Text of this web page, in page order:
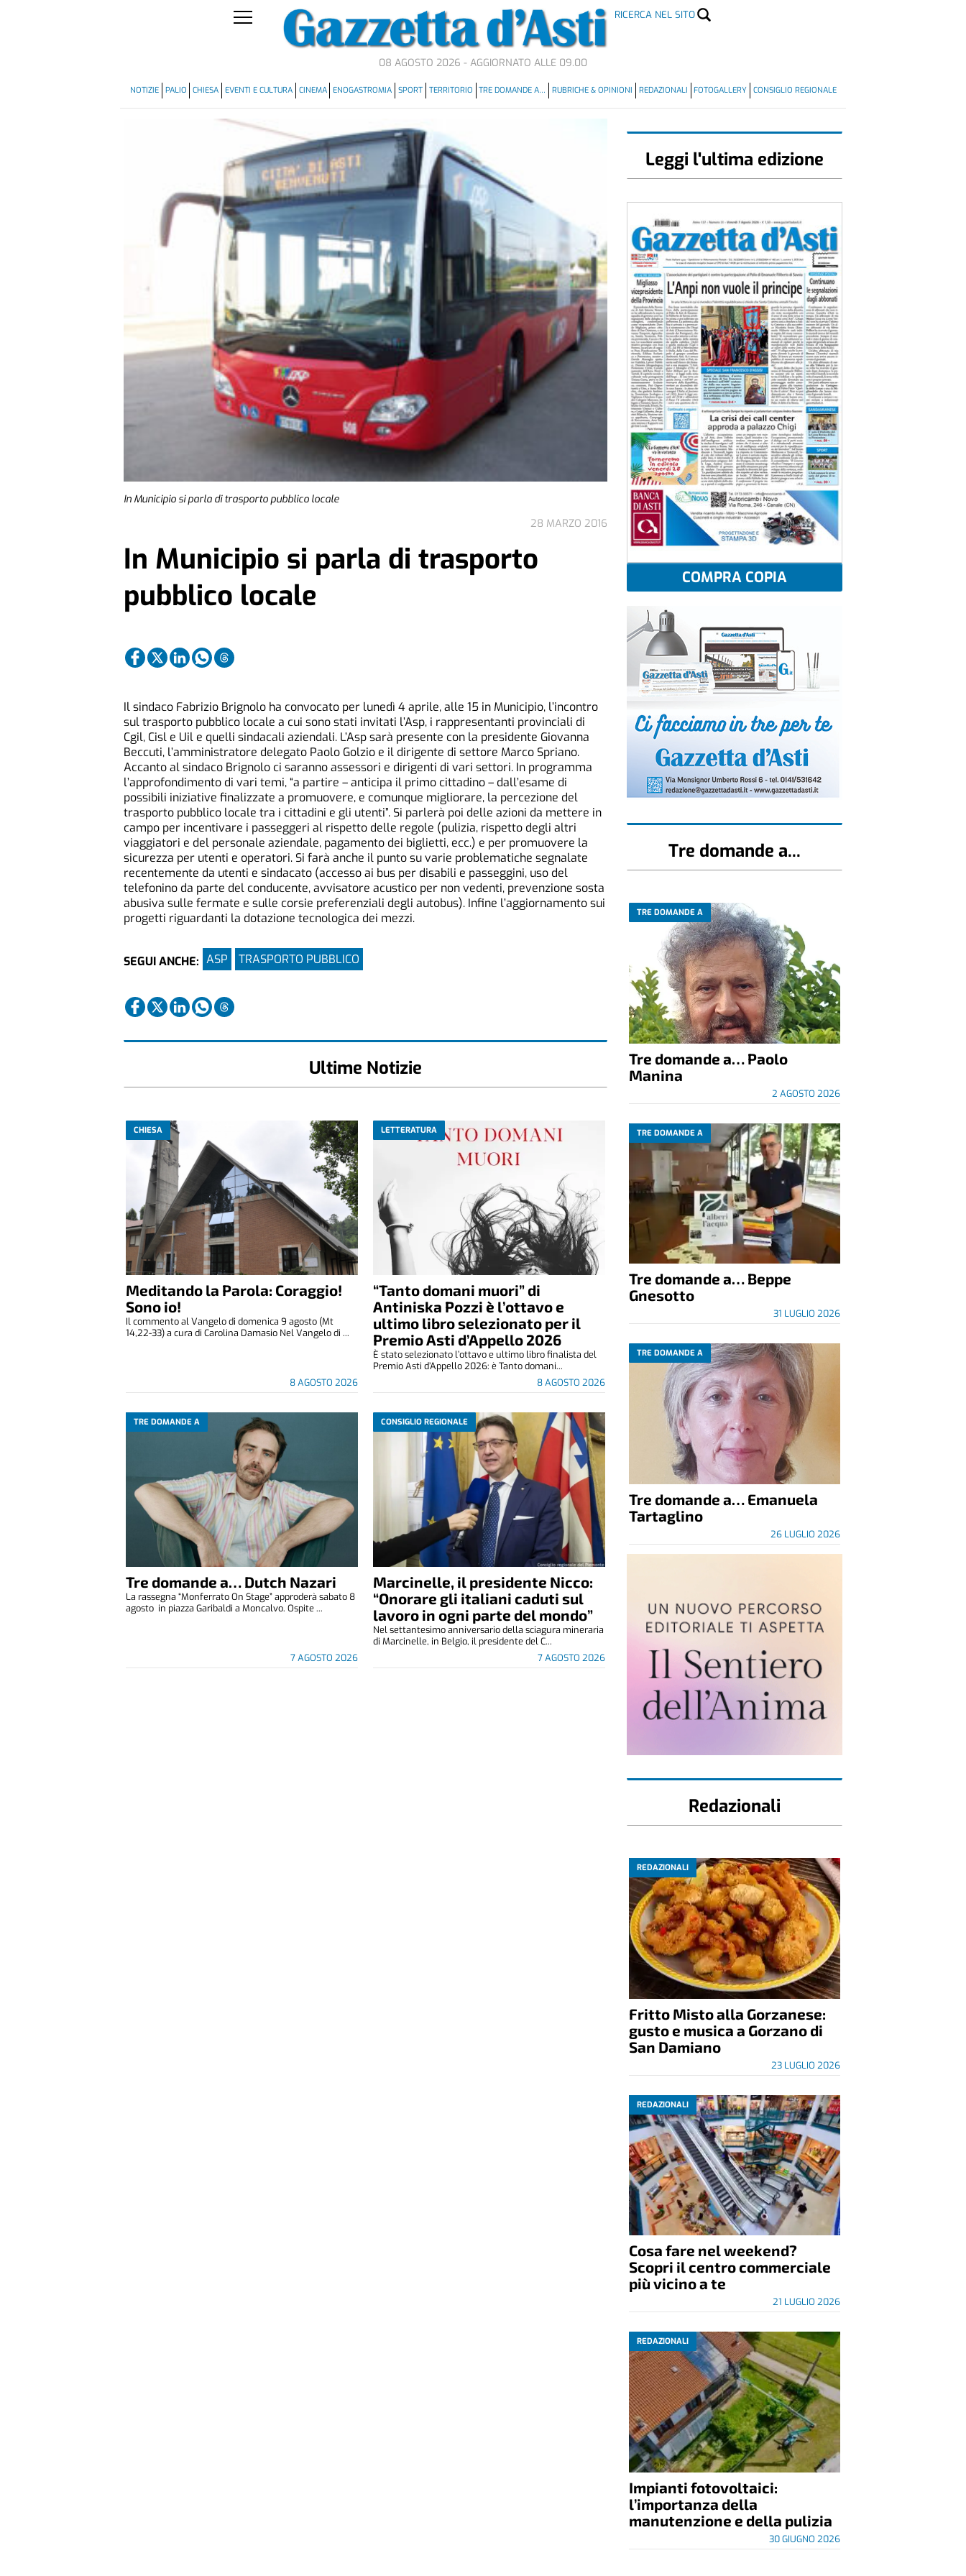
RICERCA NEL SITO
08 AGOSTO 2026 - AGGIORNATO ALLE 09.00
NOTIZIE PALIO CHIESA EVENTI E CULTURA CINEMA ENOGASTROMIA SPORT TERRITORIO TRE DOMANDE A… RUBRICHE & OPINIONI REDAZIONALI FOTOGALLERY CONSIGLIO REGIONALE
In Municipio si parla di trasporto pubblico locale
28 MARZO 2016
In Municipio si parla di trasporto
pubblico locale
Il sindaco Fabrizio Brignolo ha convocato per lunedì 4 aprile, alle 15 in Municipio, l’incontro
sul trasporto pubblico locale a cui sono stati invitati l’Asp, i rappresentanti provinciali di
Cgil, Cisl e Uil e quelli sindacali aziendali. L’Asp sarà presente con la presidente Giovanna
Beccuti, l’amministratore delegato Paolo Golzio e il dirigente di settore Marco Spriano.
Accanto al sindaco Brignolo ci saranno assessori e dirigenti di vari settori. In programma
l’approfondimento di vari temi, “a partire – anticipa il primo cittadino – dall’esame di
possibili iniziative finalizzate a promuovere, e comunque migliorare, la percezione del
trasporto pubblico locale tra i cittadini e gli utenti”. Si parlerà poi delle azioni da mettere in
campo per incentivare i passeggeri al rispetto delle regole (pulizia, rispetto degli altri
viaggiatori e del personale aziendale, pagamento dei biglietti, ecc.) e per promuovere la
sicurezza per utenti e operatori. Si farà anche il punto su varie problematiche segnalate
recentemente da utenti e sindacato (accesso ai bus per disabili e passeggini, uso del
telefonino da parte del conducente, avvisatore acustico per non vedenti, prevenzione sosta
abusiva sulle fermate e sulle corsie preferenziali degli autobus). Infine l’aggiornamento sui
progetti riguardanti la dotazione tecnologica dei mezzi.
SEGUI ANCHE: ASP TRASPORTO PUBBLICO
Ultime Notizie
CHIESA
Meditando la Parola: Coraggio!
Sono io!
8 AGOSTO 2026
Il commento al Vangelo di domenica 9 agosto (Mt
14,22-33) a cura di Carolina Damasio Nel Vangelo di ...
LETTERATURA
“Tanto domani muori” di
Antiniska Pozzi è l’ottavo e
ultimo libro selezionato per il
Premio Asti d’Appello 2026
8 AGOSTO 2026
È stato selezionato l’ottavo e ultimo libro finalista del
Premio Asti d’Appello 2026: è Tanto domani...
TRE DOMANDE A
Tre domande a… Dutch Nazari
7 AGOSTO 2026
La rassegna “Monferrato On Stage” approderà sabato 8
agosto in piazza Garibaldi a Moncalvo. Ospite ...
CONSIGLIO REGIONALE
Marcinelle, il presidente Nicco:
“Onorare gli italiani caduti sul
lavoro in ogni parte del mondo”
7 AGOSTO 2026
Nel settantesimo anniversario della sciagura mineraria
di Marcinelle, in Belgio, il presidente del C...
Leggi l'ultima edizione
COMPRA COPIA
Tre domande a...
TRE DOMANDE A
Tre domande a… Paolo
Manina
2 AGOSTO 2026
TRE DOMANDE A
Tre domande a… Beppe
Gnesotto
31 LUGLIO 2026
TRE DOMANDE A
Tre domande a… Emanuela
Tartaglino
26 LUGLIO 2026
Redazionali
REDAZIONALI
Fritto Misto alla Gorzanese:
gusto e musica a Gorzano di
San Damiano
23 LUGLIO 2026
REDAZIONALI
Cosa fare nel weekend?
Scopri il centro commerciale
più vicino a te
21 LUGLIO 2026
REDAZIONALI
Impianti fotovoltaici:
l’importanza della
manutenzione e della pulizia
30 GIUGNO 2026